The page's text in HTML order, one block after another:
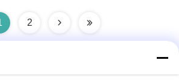
2